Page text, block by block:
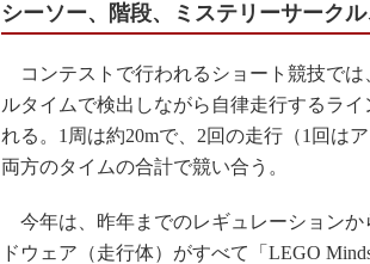
シーソー、階段、ミステリーサーク
コンテストで行われるショート競技で
ルタイムで検出しながら自律走行するラ
れる。1周は約20mで、2回の走行（1回は
両方のタイムの合計で競い合う。
今年は、昨年までのレギュレーション
ドウェア（走行体）がすべて「LEGO